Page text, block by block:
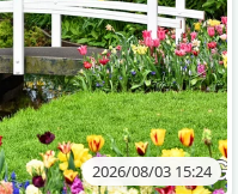
2026/08/03 15:24